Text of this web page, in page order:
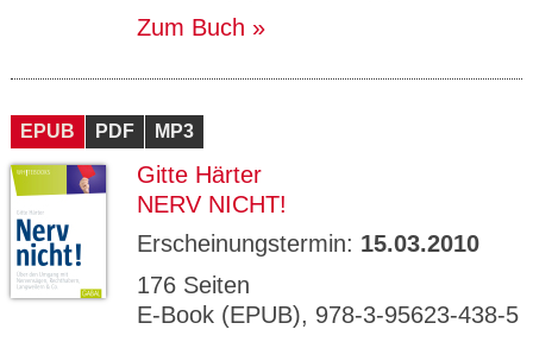
Zum Buch
EPUB PDF MP3
Gitte Härter
NERV NICHT!
Erscheinungstermin: 15.03.2010
176 Seiten
E-Book (EPUB), 978-3-95623-438-5